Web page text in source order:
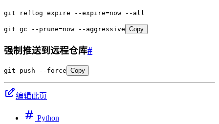
git reflog expire --expire=now --all
git gc --prune=now --aggressive Copy
强制推送到远程仓库#
git push --force Copy
编辑此页
Python